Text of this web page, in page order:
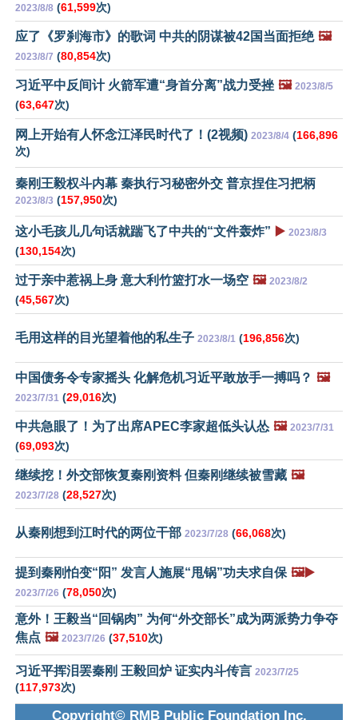
2023/8/8 (61,599次)
应了《罗刹海市》的歌词 中共的阴谋被42国当面拒绝 🖼️
2023/8/7 (80,854次)
习近平中反间计 火箭军遭“身首分离”战力受挫 🖼️ 2023/8/5
(63,647次)
网上开始有人怀念江泽民时代了！(2视频) 2023/8/4 (166,896
次)
秦刚王毅权斗内幕 秦执行习秘密外交 普京捏住习把柄
2023/8/3 (157,950次)
这小毛孩儿几句话就踹飞了中共的“文件轰炸” ▶️ 2023/8/3
(130,154次)
过于亲中惹祸上身 意大利竹篮打水一场空 🖼️ 2023/8/2
(45,567次)
毛用这样的目光望着他的私生子 2023/8/1 (196,856次)
中国债务令专家摇头 化解危机习近平敢放手一搏吗？ 🖼️
2023/7/31 (29,016次)
中共急眼了！为了出席APEC李家超低头认怂 🖼️ 2023/7/31
(69,093次)
继续挖！外交部恢复秦刚资料 但秦刚继续被雪藏 🖼️
2023/7/28 (28,527次)
从秦刚想到江时代的两位干部 2023/7/28 (66,068次)
提到秦刚怕变“阳” 发言人施展“甩锅”功夫求自保 🖼️▶️
2023/7/26 (78,050次)
意外！王毅当“回锅肉” 为何“外交部长”成为两派势力争夺
焦点 🖼️ 2023/7/26 (37,510次)
习近平挥泪罢秦刚 王毅回炉 证实内斗传言 2023/7/25
(117,973次)
Copyright© RMB Public Foundation Inc.